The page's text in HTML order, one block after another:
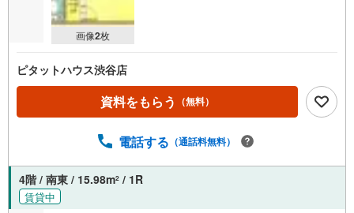
画像2枚
ピタットハウス渋谷店
資料をもらう （無料）
電話する （通話料無料）
4階 / 南東 / 15.98m2 / 1R
賃貸中